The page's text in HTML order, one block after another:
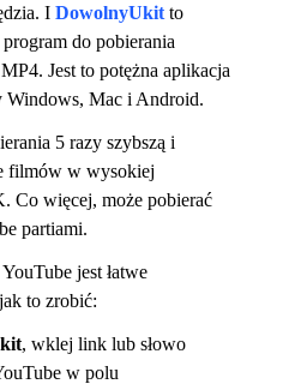
I DowolnyUkit to
do pobierania
Jest to potężna aplikacja
Windows, Mac i Android.
5 razy szybszą i
filmów w wysokiej
Co więcej, może pobierać
partiami.
jest łatwe
to zrobić:
, wklej link lub słowo
w polu